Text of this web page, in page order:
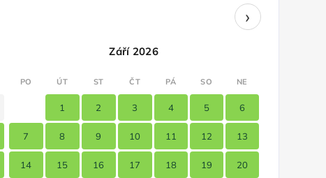
›
Září 2026
PO ÚT ST ČT PÁ SO NE
1 2 3 4 5 6
7 8 9 10 11 12 13
14 15 16 17 18 19 20